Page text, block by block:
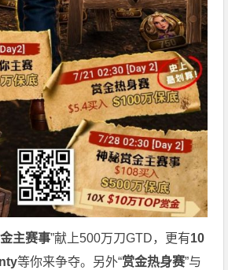
主赛事”献上500万刀GTD，更有10
等你来争夺。另外“赏金热身赛”与